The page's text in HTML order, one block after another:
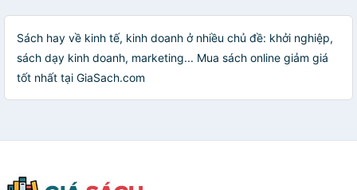
Sách hay về kinh tế, kinh doanh ở nhiều chủ đề: khởi nghiệp,
sách dạy kinh doanh, marketing... Mua sách online giảm giá
tốt nhất tại GiaSach.com